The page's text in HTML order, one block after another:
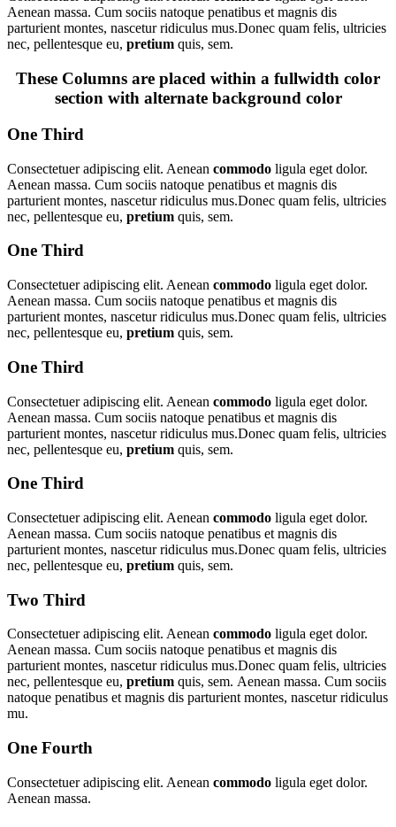
Aenean massa. Cum sociis natoque penatibus et magnis dis
parturient montes, nascetur ridiculus mus.Donec quam felis, ultricies
nec, pellentesque eu, pretium quis, sem.
These Columns are placed within a fullwidth color
section with alternate background color
One Third
Consectetuer adipiscing elit. Aenean commodo ligula eget dolor.
Aenean massa. Cum sociis natoque penatibus et magnis dis
parturient montes, nascetur ridiculus mus.Donec quam felis, ultricies
nec, pellentesque eu, pretium quis, sem.
One Third
Consectetuer adipiscing elit. Aenean commodo ligula eget dolor.
Aenean massa. Cum sociis natoque penatibus et magnis dis
parturient montes, nascetur ridiculus mus.Donec quam felis, ultricies
nec, pellentesque eu, pretium quis, sem.
One Third
Consectetuer adipiscing elit. Aenean commodo ligula eget dolor.
Aenean massa. Cum sociis natoque penatibus et magnis dis
parturient montes, nascetur ridiculus mus.Donec quam felis, ultricies
nec, pellentesque eu, pretium quis, sem.
One Third
Consectetuer adipiscing elit. Aenean commodo ligula eget dolor.
Aenean massa. Cum sociis natoque penatibus et magnis dis
parturient montes, nascetur ridiculus mus.Donec quam felis, ultricies
nec, pellentesque eu, pretium quis, sem.
Two Third
Consectetuer adipiscing elit. Aenean commodo ligula eget dolor.
Aenean massa. Cum sociis natoque penatibus et magnis dis
parturient montes, nascetur ridiculus mus.Donec quam felis, ultricies
nec, pellentesque eu, pretium quis, sem. Aenean massa. Cum sociis
natoque penatibus et magnis dis parturient montes, nascetur ridiculus
mu.
One Fourth
Consectetuer adipiscing elit. Aenean commodo ligula eget dolor.
Aenean massa.